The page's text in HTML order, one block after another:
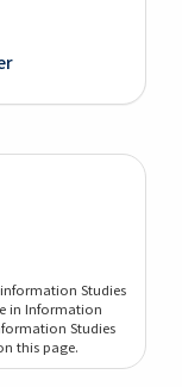
Studies
in Information
Studies
this page.